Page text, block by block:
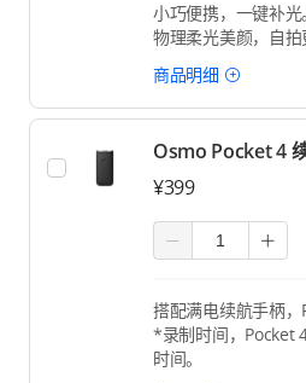
小巧便携，一键补
物理柔光美颜，自拍
商品明细
Osmo Pocket 4
¥399
搭配满电续航手柄
*录制时间，Pocket
时间。